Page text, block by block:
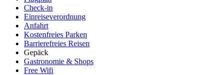
Check-in
Einreiseverordnung
Anfahrt
Kostenfreies Parken
Barrierefreies Reisen
Gepäck
Gastronomie & Shops
Free Wifi